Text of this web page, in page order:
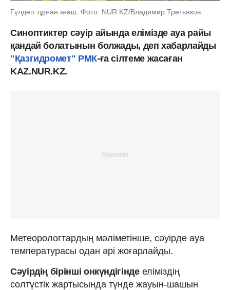
Гүлдеп тұрған ағаш. Фото: NUR.KZ/Владимир Третьяков
Синоптиктер сәуір айында елімізде ауа райы
қандай болатынын болжады, деп хабарлайды
"Қазгидромет" РМК-ға сілтеме жасаған
KAZ.NUR.KZ.
Метеорологтардың мәліметінше, сәуірде ауа
температурасы одан әрі жоғарлайды.
Сәуірдің бірінші онкүндігіндееліміздің
солтүстік жартысында түнде жауын-шашын